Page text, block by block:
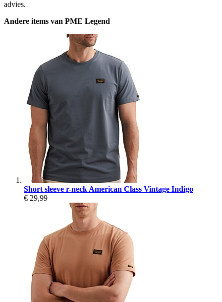
advies.
Andere items van PME Legend
Short sleeve r-neck American Class Vintage Indigo
€ 29,99